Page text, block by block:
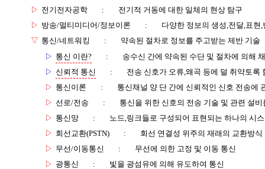
▷ 전기전자공학 :
전기적 거동에 대한 일체의 현상 탐구
▷ 방송/멀티미디어/정보이론 :
다양한 정보의 생성,전달,표현
▽ 통신/네트워킹 :
약속된 절차로 정보를 주고받는 제반 기술
▷ 통신 이란? :
송수신 간에 약속된 수단 및 절차에 의해
▷ 신뢰적 통신 :
전송 신호가 오류,왜곡 등에 덜 취약토록
▷ 통신이론 :
통신채널 양 단 간에 신뢰적인 신호 전송에
▷ 선로/전송 :
통신을 위한 신호의 전송 기술 및 관련 설비
▷ 통신망 :
노드,링크들로 구성되어 표현되는 하나의 시
▷ 회선교환(PSTN) :
회선 연결성 위주의 재래의 교환방식
▷ 무선/이동통신 :
무선에 의한 고정 및 이동 통신
▷ 광통신 :
빛을 광섬유에 의해 유도하여 통신